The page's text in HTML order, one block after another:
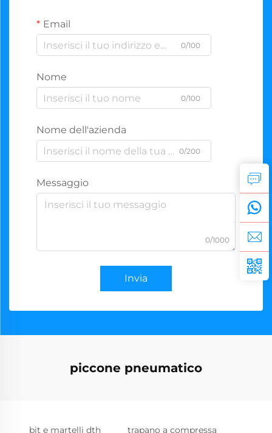
Email
0/100
Nome
0/100
Nome dell'azienda
0/200
Messaggio
0/1000
Invia
piccone pneumatico
bit e martelli dth trapano a compressa